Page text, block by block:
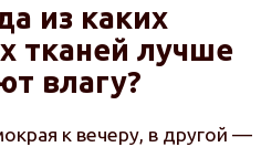
из каких
тканей лучше
влагу?
к вечеру, в другой —